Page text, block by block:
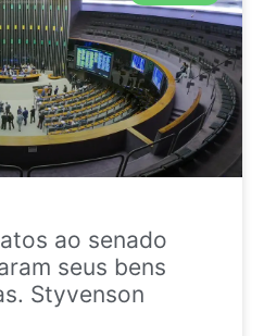
ao senado
seus bens
Styvenson